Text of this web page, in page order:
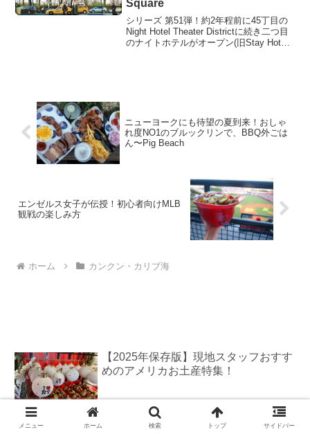
Square
シリーズ 第51弾！約2年程前に45丁目の
Night Hotel Theater Districtに続き二つ目
のナイトホテルがオープン(旧Stay Hotel)
ニューヨークにも待望の夏到来！おしゃ
れ度NO1のブルックリンで、BBQ外ごは
ん〜Pig Beach
エンゼルス女子が伝授！初心者向けMLB
観戦の楽しみ方
ホーム カンクン・カリブ海
【2025年保存版】現地スタッフおすす
めのアメリカお土産特集！
【2026年保存版】ナイアガラの滝カナ
メニュー ホーム 検索 トップ サイドバー